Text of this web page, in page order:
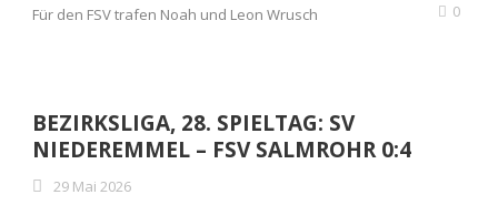
Für den FSV trafen Noah und Leon Wrusch 0
BEZIRKSLIGA, 28. SPIELTAG: SV
NIEDEREMMEL – FSV SALMROHR 0:4
29 Mai 2026